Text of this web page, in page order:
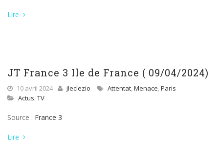
Lire
JT France 3 Ile de France ( 09/04/2024)
10 avril 2024 jleclezio Attentat, Menace, Paris
Actus, TV
Source : France 3
Lire